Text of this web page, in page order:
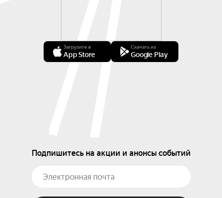
Загрузите в
App Store
Скачать из
Google Play
Подпишитесь на акции и анонсы событий